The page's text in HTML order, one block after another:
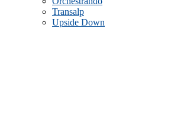
Transalp
Upside Down